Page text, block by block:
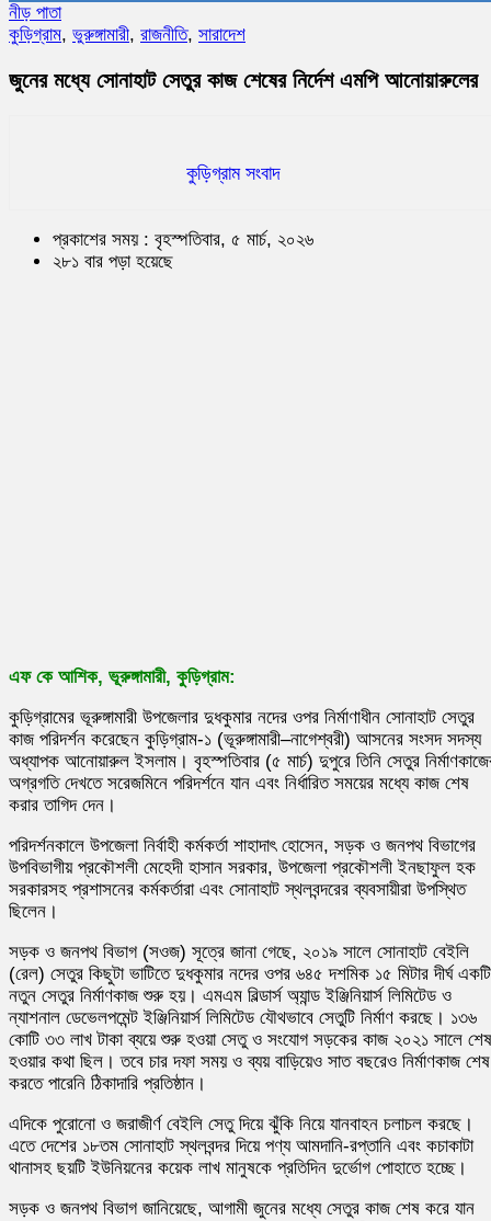
নীড় পাতা
কুড়িগ্রাম, ভুরুঙ্গামারী, রাজনীতি, সারাদেশ
জুনের মধ্যে সোনাহাট সেতুর কাজ শেষের নির্দেশ এমপি আনোয়ারুলের
কুড়িগ্রাম সংবাদ
প্রকাশের সময় : বৃহস্পতিবার, ৫ মার্চ, ২০২৬
২৮১ বার পড়া হয়েছে
এফ কে আশিক, ভূরুঙ্গামারী, কুড়িগ্রাম:
কুড়িগ্রামের ভূরুঙ্গামারী উপজেলার দুধকুমার নদের ওপর নির্মাণাধীন সোনাহাট সেতুর
কাজ পরিদর্শন করেছেন কুড়িগ্রাম-১ (ভূরুঙ্গামারী–নাগেশ্বরী) আসনের সংসদ সদস্য
অধ্যাপক আনোয়ারুল ইসলাম। বৃহস্পতিবার (৫ মার্চ) দুপুরে তিনি সেতুর
অগ্রগতি দেখতে সরেজমিনে পরিদর্শনে যান এবং নির্ধারিত সময়ের মধ্যে কাজ শেষ
করার তাগিদ দেন।
পরিদর্শনকালে উপজেলা নির্বাহী কর্মকর্তা শাহাদাৎ হোসেন, সড়ক ও জনপথ বিভাগের
উপবিভাগীয় প্রকৌশলী মেহেদী হাসান সরকার, উপজেলা প্রকৌশলী ইনছাফুল হক
সরকারসহ প্রশাসনের কর্মকর্তারা এবং সোনাহাট স্থলবন্দরের ব্যবসায়ীরা উপস্থিত
ছিলেন।
সড়ক ও জনপথ বিভাগ (সওজ) সূত্রে জানা গেছে, ২০১৯ সালে সোনাহাট বেইলি
(রেল) সেতুর কিছুটা ভাটিতে দুধকুমার নদের ওপর ৬৪৫ দশমিক ১৫ মিটার দীর্ঘ একটি
নতুন সেতুর নির্মাণকাজ শুরু হয়। এমএম বিল্ডার্স অ্যান্ড ইঞ্জিনিয়ার্স লিমিটেড ও
ন্যাশনাল ডেভেলপমেন্ট ইঞ্জিনিয়ার্স লিমিটেড যৌথভাবে সেতুটি নির্মাণ করছে। ১৩৬
কোটি ৩৩ লাখ টাকা ব্যয়ে শুরু হওয়া সেতু ও সংযোগ সড়কের কাজ ২০২১ সালে শেষ
হওয়ার কথা ছিল। তবে চার দফা সময় ও ব্যয় বাড়িয়েও সাত বছরেও নির্মাণকাজ শেষ
করতে পারেনি ঠিকাদারি প্রতিষ্ঠান।
এদিকে পুরোনো ও জরাজীর্ণ বেইলি সেতু দিয়ে ঝুঁকি নিয়ে যানবাহন চলাচল করছে।
এতে দেশের ১৮তম সোনাহাট স্থলবন্দর দিয়ে পণ্য আমদানি-রপ্তানি এবং কচাকাটা
থানাসহ ছয়টি ইউনিয়নের কয়েক লাখ মানুষকে প্রতিদিন দুর্ভোগ পোহাতে হচ্ছে।
সড়ক ও জনপথ বিভাগ জানিয়েছে, আগামী জুনের মধ্যে সেতুর কাজ শেষ করে যান